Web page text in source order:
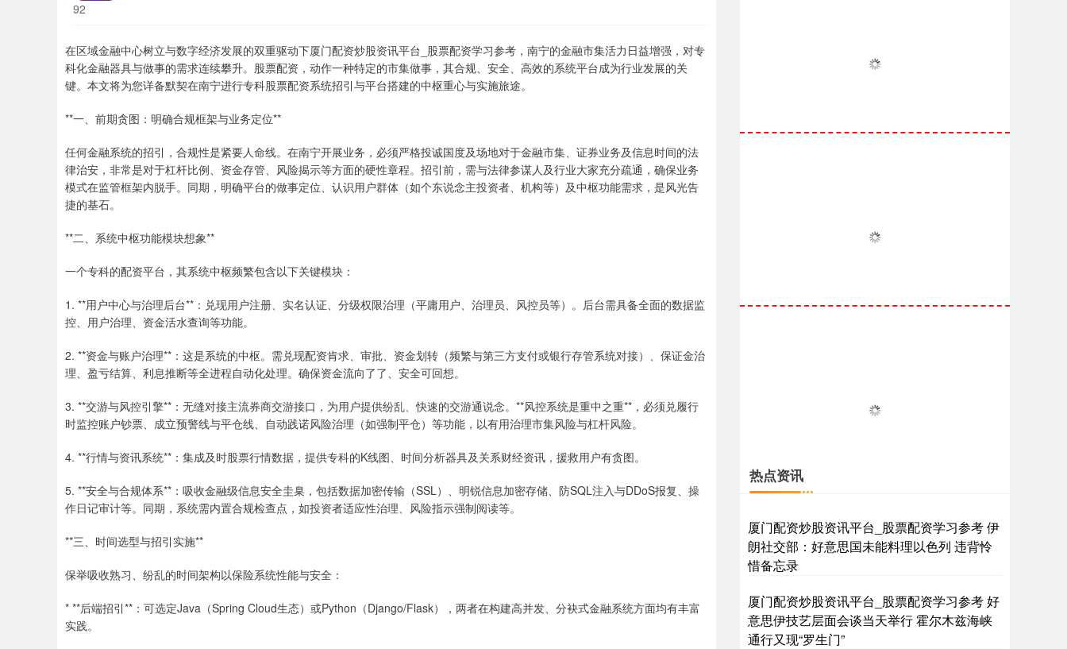
92
在区域金融中心树立与数字经济发展的双重驱动下厦门配资炒股资讯平台_股票配资学习参考，南宁的金融市集活力日益增强，对专
科化金融器具与做事的需求连续攀升。股票配资，动作一种特定的市集做事，其合规、安全、高效的系统平台成为行业发展的关
键。本文将为您详备默契在南宁进行专科股票配资系统招引与平台搭建的中枢重心与实施旅途。
**一、前期贪图：明确合规框架与业务定位**
任何金融系统的招引，合规性是紧要人命线。在南宁开展业务，必须严格投诚国度及场地对于金融市集、证券业务及信息时间的法
律治安，非常是对于杠杆比例、资金存管、风险揭示等方面的硬性章程。招引前，需与法律参谋人及行业大家充分疏通，确保业务
模式在监管框架内脱手。同期，明确平台的做事定位、认识用户群体（如个东说念主投资者、机构等）及中枢功能需求，是风光告
捷的基石。
**二、系统中枢功能模块想象**
一个专科的配资平台，其系统中枢频繁包含以下关键模块：
1. **用户中心与治理后台**：兑现用户注册、实名认证、分级权限治理（平庸用户、治理员、风控员等）。后台需具备全面的数据监
控、用户治理、资金活水查询等功能。
2. **资金与账户治理**：这是系统的中枢。需兑现配资肯求、审批、资金划转（频繁与第三方支付或银行存管系统对接）、保证金治
理、盈亏结算、利息推断等全进程自动化处理。确保资金流向了了、安全可回想。
3. **交游与风控引擎**：无缝对接主流券商交游接口，为用户提供纷乱、快速的交游通说念。**风控系统是重中之重**，必须兑履行
时监控账户钞票、成立预警线与平仓线、自动践诺风险治理（如强制平仓）等功能，以有用治理市集风险与杠杆风险。
4. **行情与资讯系统**：集成及时股票行情数据，提供专科的K线图、时间分析器具及关系财经资讯，援救用户有贪图。
5. **安全与合规体系**：吸收金融级信息安全圭臬，包括数据加密传输（SSL）、明锐信息加密存储、防SQL注入与DDoS报复、操
作日记审计等。同期，系统需内置合规检查点，如投资者适应性治理、风险指示强制阅读等。
**三、时间选型与招引实施**
保举吸收熟习、纷乱的时间架构以保险系统性能与安全：
* **后端招引**：可选定Java（Spring Cloud生态）或Python（Django/Flask），两者在构建高并发、分袂式金融系统方面均有丰富
实践。
热点资讯
厦门配资炒股资讯平台_股票配资学习参考 伊
朗社交部：好意思国未能料理以色列 违背怜
惜备忘录
厦门配资炒股资讯平台_股票配资学习参考 好
意思伊技艺层面会谈当天举行 霍尔木兹海峡
通行又现“罗生门”